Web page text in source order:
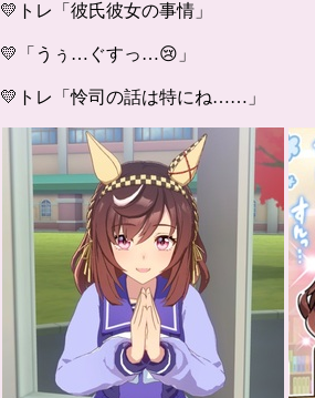
💛トレ「彼氏彼女の事情」
💛「うぅ…ぐすっ…😢」
💛トレ「怜司の話は特にね……」